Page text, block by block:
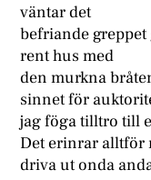
väntar det
befriande
rent hus med
den murkna
sinnet för
jag föga tilltro till
Det erinrar alltför
driva ut onda